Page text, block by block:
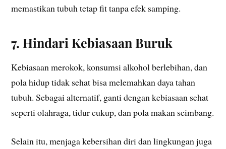
memastikan tubuh tetap fit tanpa efek samping.
7. Hindari Kebiasaan Buruk
Kebiasaan merokok, konsumsi alkohol berlebihan, dan
pola hidup tidak sehat bisa melemahkan daya tahan
tubuh. Sebagai alternatif, ganti dengan kebiasaan sehat
seperti olahraga, tidur cukup, dan pola makan seimbang.
Selain itu, menjaga kebersihan diri dan lingkungan juga